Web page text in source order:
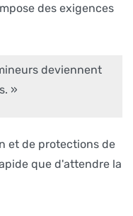
des exigences
deviennent
»
et de protections de
que d'attendre la